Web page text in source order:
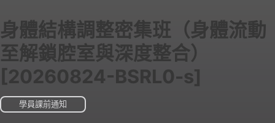
身體結構調整密集班（身體流動
至解鎖腔室與深度整合）
[20260824-BSRL0-s]
學員課前通知